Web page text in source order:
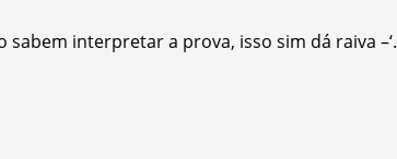
interpretar a prova, isso sim dá raiva –‘.